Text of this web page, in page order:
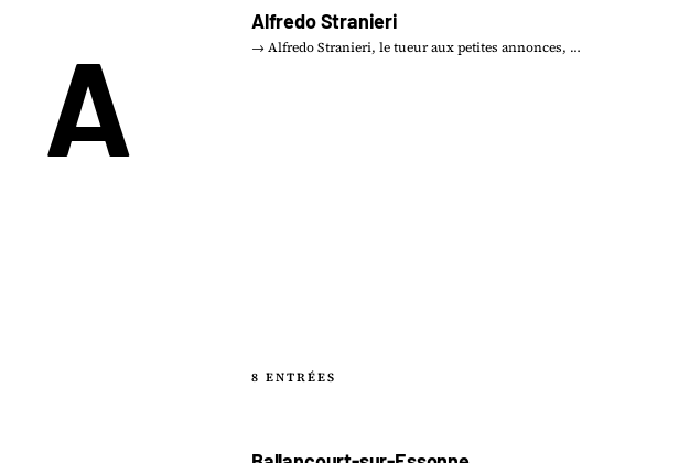
A
Alfredo Stranieri
→ Alfredo Stranieri, le tueur aux petites annonces, …
8 ENTRÉES